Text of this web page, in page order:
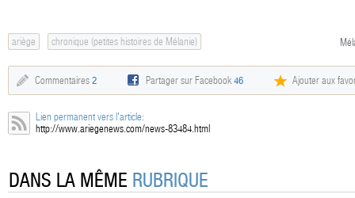
ariège chronique (petites histoires de Mélanie)
Commentaires 2 Partager sur Facebook46 Ajouter aux
Lien permanent vers l'article:
http://www.ariegenews.com/news-83484.html
DANS LA MÊME RUBRIQUE